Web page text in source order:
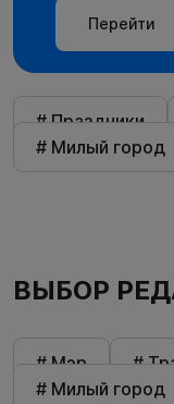
Перейти
# Праздники
# Милый город
ВЫБОР
# Мэр #
# Милый город